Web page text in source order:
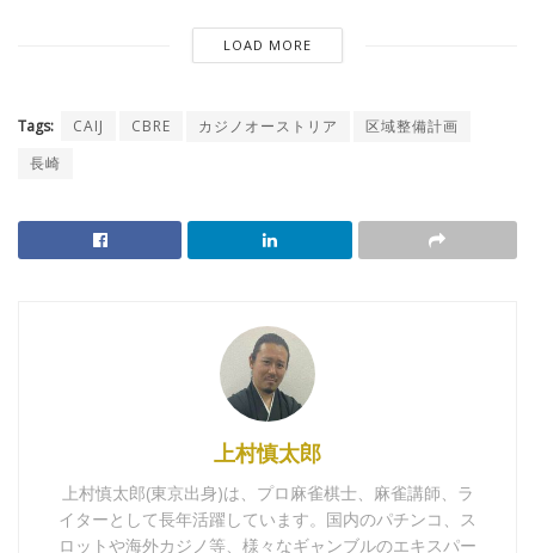
LOAD MORE
Tags: CAIJ CBRE カジノオーストリア
区域整備計画
長崎
上村慎太郎
上村慎太郎(東京出身)は、プロ麻雀棋士、麻雀講師、ラ
イターとして長年活躍しています。国内のパチンコ、ス
ロットや海外カジノ等、様々なギャンブルのエキスパー